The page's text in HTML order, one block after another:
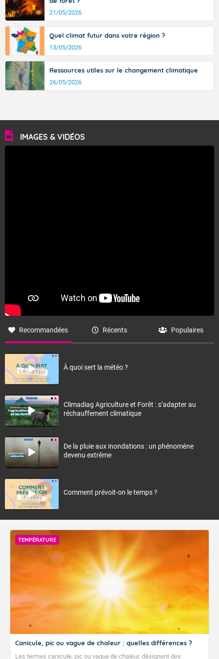
21/05/2026
Quel climat futur dans votre région ?
13/05/2026
Ressources utiles sur le changement climatique
26/05/2026
IMAGES & VIDÉOS
Recommandées Récents Populaires
À quoi sert la météo ?
Climadiag Agriculture et Forêt : s’adapter au
réchauffement climatique
De la pluie aux inondations : un phénomène
devenu extrême
Comment prévoit-on le temps ?
TEMPÉRATURE
Canicule, pic ou vague de chaleur : quelles différences ?
Les termes canicule, pic ou vague de chaleur, désignent des